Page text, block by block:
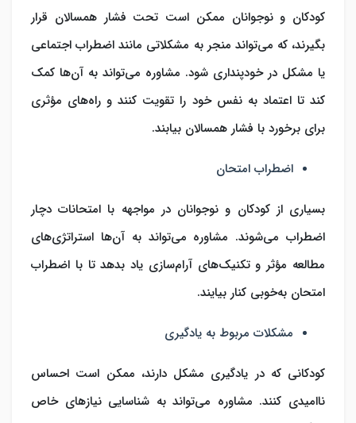
کودکان و نوجوانان ممکن است تحت فشار همسالان قرار
بگیرند، که می‌تواند منجر به مشکلاتی مانند اضطراب اجتماعی
یا مشکل در خودپنداری شود. مشاوره می‌تواند به آن‌ها کمک
کند تا اعتماد به نفس خود را تقویت کنند و راه‌های مؤثری
برای برخورد با فشار همسالان بیابند.
اضطراب امتحان
بسیاری از کودکان و نوجوانان در مواجهه با امتحانات دچار
اضطراب می‌شوند. مشاوره می‌تواند به آن‌ها استراتژی‌های
مطالعه مؤثر و تکنیک‌های آرام‌سازی یاد بدهد تا با اضطراب
امتحان به‌خوبی کنار بیایند.
مشکلات مربوط به یادگیری
کودکانی که در یادگیری مشکل دارند، ممکن است احساس
ناامیدی کنند. مشاوره می‌تواند به شناسایی نیازهای خاص